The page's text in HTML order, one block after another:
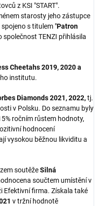
z KSI "START".
starosty jeho zástupce
s titulem "Patron
společnost TENZI přihlásila
Cheetahs 2019, 2020 a
institutu.
Diamonds 2021, 2022,tj.
v Polsku. Do seznamu byly
ročním růstem hodnoty,
hodnocení
vysokou běžnou likviditu a
soutěžeSilná
součtem umístění v
Efektivní firma. Získala také
v tržní hodnotě